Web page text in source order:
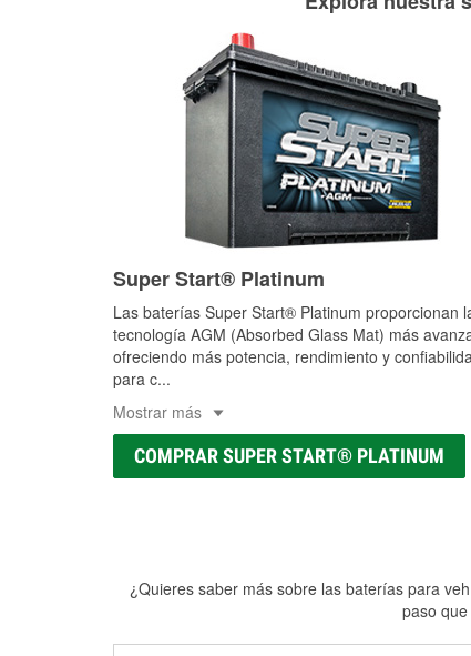
Super Start® Platinum
Las baterías Super Start® Platinum proporcionan
tecnología AGM (Absorbed Glass Mat) más
ofreciendo más potencia, rendimiento y
para c...
Mostrar más
COMPRAR SUPER START® PLATINUM
¿Quieres saber más sobre las baterías para
paso